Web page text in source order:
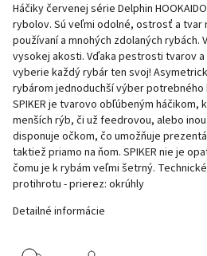
Háčiky červenej série Delphin
rybolov. Sú veľmi odolné, ostrosť a tvar
používaní a mnohých zdolaných rybách.
vysokej akosti. Vďaka pestrosti tvarov
vyberie každý rybár ten svoj!
rybárom jednoduchší výber potrebného
SPIKER je tvarovo obľúbeným háčikom,
menších rýb, či už feedrovou, alebo
disponuje očkom, čo umožňuje
taktiež priamo na ňom. SPIKER nie je
čomu je k rybám veľmi šetrný.
protihrotu - prierez: okrúhly
Detailné informácie